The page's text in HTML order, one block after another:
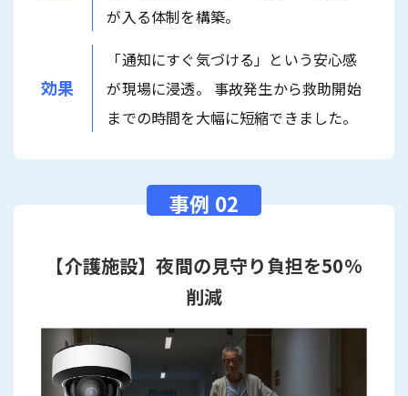
が入る体制を構築。
効果
「通知にすぐ気づける」という安心感
が現場に浸透。 事故発生から救助開始
までの時間を大幅に短縮できました。
【介護施設】夜間の見守り負担を50%
削減